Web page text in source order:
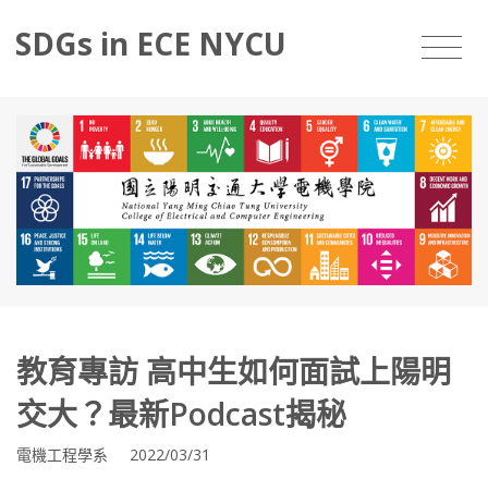
SDGs in ECE NYCU
教育專訪 高中生如何面試上陽明
交大？最新Podcast揭秘
電機工程學系 2022/03/31